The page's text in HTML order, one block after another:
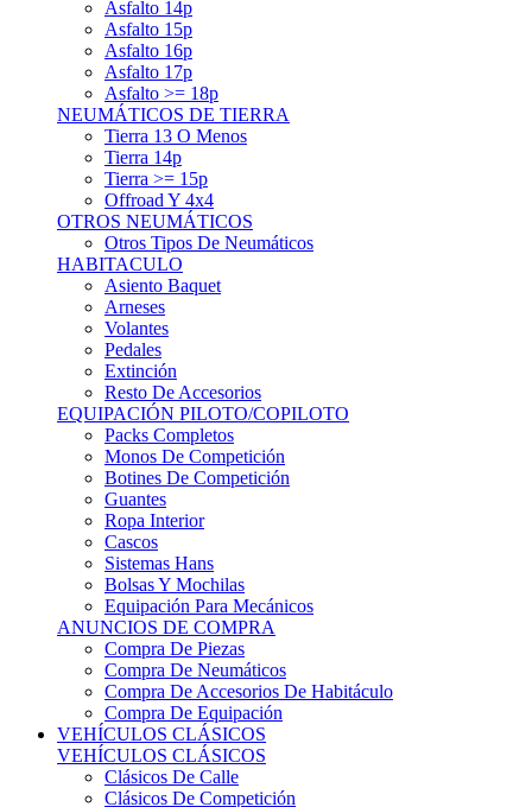
Asfalto 14p
Asfalto 15p
Asfalto 16p
Asfalto 17p
Asfalto >= 18p
NEUMÁTICOS DE TIERRA
Tierra 13 O Menos
Tierra 14p
Tierra >= 15p
Offroad Y 4x4
OTROS NEUMÁTICOS
Otros Tipos De Neumáticos
HABITACULO
Asiento Baquet
Arneses
Volantes
Pedales
Extinción
Resto De Accesorios
EQUIPACIÓN PILOTO/COPILOTO
Packs Completos
Monos De Competición
Botines De Competición
Guantes
Ropa Interior
Cascos
Sistemas Hans
Bolsas Y Mochilas
Equipación Para Mecánicos
ANUNCIOS DE COMPRA
Compra De Piezas
Compra De Neumáticos
Compra De Accesorios De Habitáculo
Compra De Equipación
VEHÍCULOS CLÁSICOS
VEHÍCULOS CLÁSICOS
Clásicos De Calle
Clásicos De Competición